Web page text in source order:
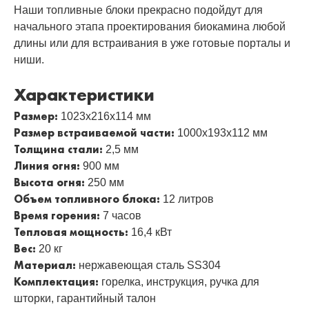
Наши топливные блоки прекрасно подойдут для
начального этапа проектирования биокамина любой
длины или для встраивания в уже готовые порталы и
ниши.
Характеристики
Размер: 1023х216х114 мм
Размер встраиваемой части: 1000х193х112 мм
Толщина стали: 2,5 мм
Линия огня: 900 мм
Высота огня: 250 мм
Объем топливного блока: 12 литров
Время горения: 7 часов
Тепловая мощность: 16,4 кВт
Вес: 20 кг
Материал: нержавеющая сталь SS304
Комплектация: горелка, инструкция, ручка для
шторки, гарантийный талон